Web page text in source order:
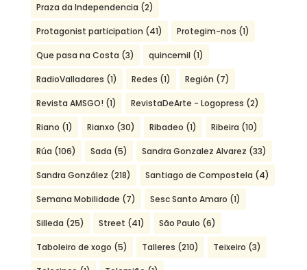
Praza da Independencia (2)
Protagonist participation (41) Protegim-nos (1)
Que pasa na Costa (3) quincemil (1)
RadioValladares (1) Redes (1) Región (7)
Revista AMSGO! (1) RevistaDeArte - Logopress (2)
Riano (1) Rianxo (30) Ribadeo (1) Ribeira (10)
Rúa (106) Sada (5) Sandra Gonzalez Alvarez (33)
Sandra González (218) Santiago de Compostela (4)
Semana Mobilidade (7) Sesc Santo Amaro (1)
Silleda (25) Street (41) São Paulo (6)
Taboleiro de xogo (5) Talleres (210) Teixeiro (3)